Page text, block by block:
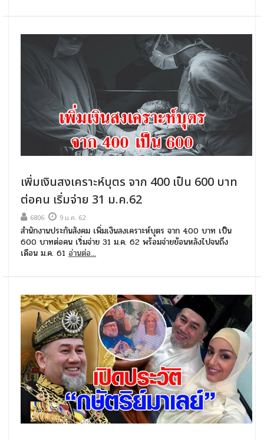
เพิ่มเงินสงเคราะห์บุตร จาก 400 เป็น 600 บาท
ต่อคน เริ่มจ่าย 31 ม.ค.62
6806 9 ม.ค. 62
สำนักงานประกันสังคม เพิ่มเงินสงเคราะห์บุตร จาก 400 บาท เป็น
600 บาทต่อคน เริ่มจ่าย 31 ม.ค. 62 พร้อมจ่ายย้อนหลังไปจนถึง
เดือน ม.ค. 61 อ่านต่อ...